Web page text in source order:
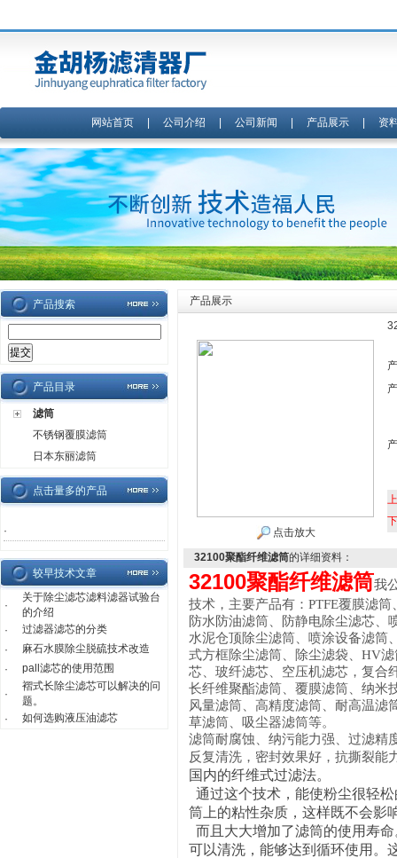
网站首页| 公司介绍 公司新闻 产品展示| 资
产品搜索
产品目录
滤筒
不锈钢覆膜滤筒
日本东丽滤筒
点击量多的产品
·
较早技术文章
·
关于除尘滤芯滤料滤器试验台
的介绍
·
过滤器滤芯的分类
·
麻石水膜除尘脱硫技术改造
·
pall滤芯的使用范围
·
褶式长除尘滤芯可以解决的问
题。
·
如何选购液压油滤芯
产品展示
点击放大
32100聚酯纤维滤筒的详细资料：
32100聚酯纤维滤筒我
技术，主要产品有：PTFE覆膜滤
防水防油滤筒、防静电除尘滤芯、
水泥仓顶除尘滤筒、喷涂设备滤筒
式方框除尘滤筒、除尘滤袋、HV
芯、玻纤滤芯、空压机滤芯，复合
长纤维聚酯滤筒、覆膜滤筒、纳米
风量滤筒、高精度滤筒、耐高温滤
草滤筒、吸尘器滤筒等。
滤筒耐腐蚀、纳污能力强、过滤精
反复清洗，密封效果好，抗撕裂能
国内的纤维式过滤法。
通过这个技术，能使粉尘很轻
筒上的粘性杂质，这样既不会影
而且大大增加了滤筒的使用寿
可以清洗，能够达到循环使用。